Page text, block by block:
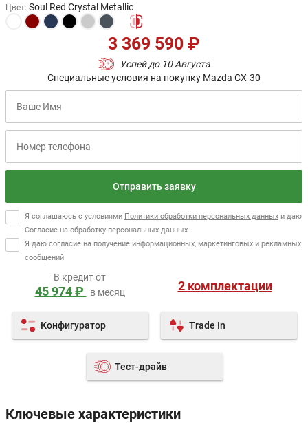
Цвет: Soul Red Crystal Metallic
Успей до 10 Августа
3 369 590 ₽
Специальные условия на покупку Mazda CX-30
Отправить заявку
Я соглашаюсь с условиями Политики обработки персональных данных и даю
Согласие на обработку персональных данных
Я даю согласие на получение информационных, маркетинговых и рекламных
сообщений
2 комплектации
Конфигуратор Trade In
Тест-драйв
В кредит от
45 974 ₽ в месяц
Ключевые характеристики